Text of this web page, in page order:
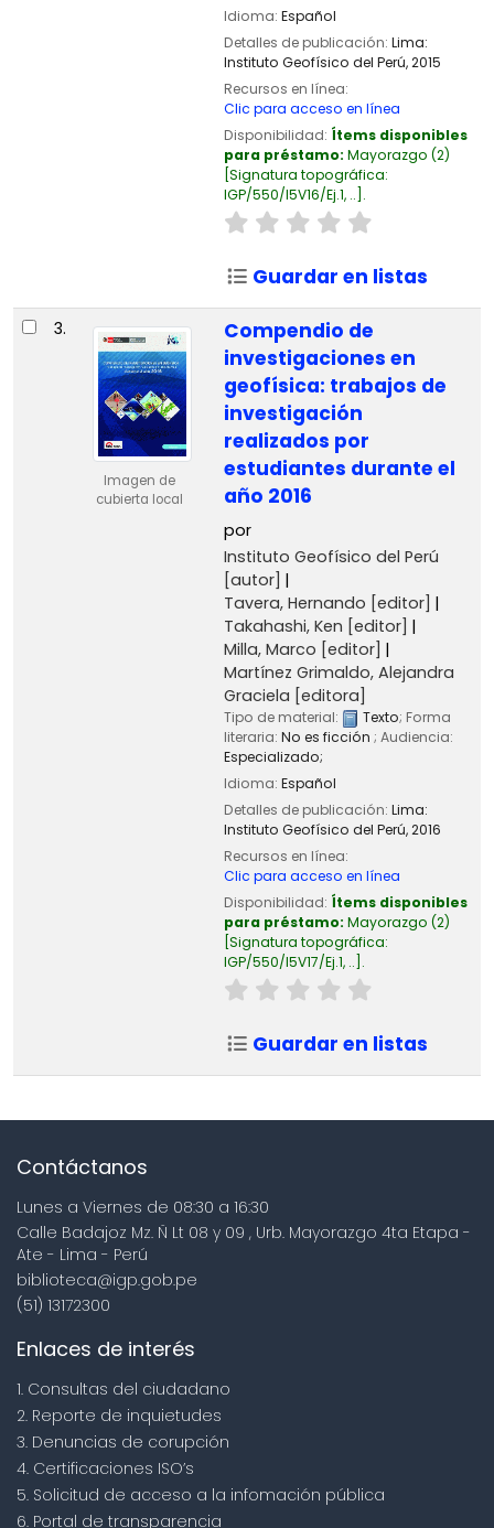
Idioma: Español
Detalles de publicación: Lima:
Instituto Geofísico del Perú,2015
Recursos en línea:
Clic para acceso en línea
Disponibilidad: Ítems disponibles
para préstamo: Mayorazgo (2)
Signatura topográfica:
IGP/550/I5V16/Ej.1, .. .
Guardar en listas
3.
Imagen de
cubierta local
Compendio de
investigaciones en
geofísica: trabajos de
investigación
realizados por
estudiantes durante el
año 2016
por
Instituto Geofísico del Perú
[autor]
Tavera, Hernando [editor]
Takahashi, Ken [editor]
Milla, Marco [editor]
Martínez Grimaldo, Alejandra
Graciela [editora]
Tipo de material: Texto; Forma
literaria: No es ficción ; Audiencia:
Especializado;
Idioma: Español
Detalles de publicación: Lima:
Instituto Geofísico del Perú,2016
Recursos en línea:
Clic para acceso en línea
Disponibilidad: Ítems disponibles
para préstamo: Mayorazgo (2)
Signatura topográfica:
IGP/550/I5V17/Ej.1, .. .
Guardar en listas
Contáctanos
Lunes a Viernes de 08:30 a 16:30
Calle Badajoz Mz. Ñ Lt 08 y 09 , Urb. Mayorazgo 4ta Etapa -
Ate - Lima - Perú
biblioteca@igp.gob.pe
(51) 13172300
Enlaces de interés
1. Consultas del ciudadano
2. Reporte de inquietudes
3. Denuncias de corupción
4. Certificaciones ISO’s
5. Solicitud de acceso a la infomación pública
6. Portal de transparencia